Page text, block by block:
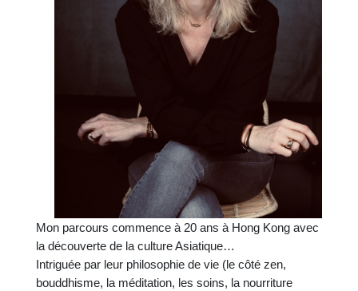
Mon parcours commence à 20 ans à Hong Kong avec
la découverte de la culture Asiatique…
Intriguée par leur philosophie de vie (le côté zen,
bouddhisme, la méditation, les soins, la nourriture